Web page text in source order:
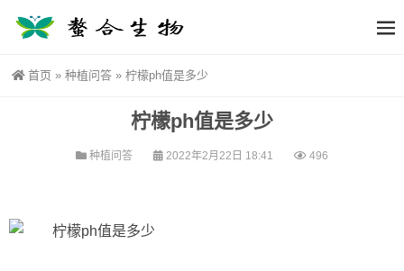
首页 » 种植问答 » 柠檬ph值是多少
柠檬ph值是多少
种植问答 2022年2月22日 18:41 496